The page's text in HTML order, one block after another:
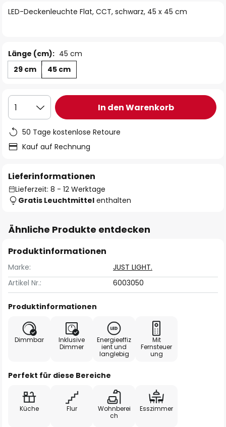
LED-Deckenleuchte Flat, CCT, schwarz, 45 x 45 cm
Länge (cm): 45 cm
29 cm
45 cm
1 In den Warenkorb
50 Tage kostenlose Retoure
Kauf auf Rechnung
Lieferinformationen
Lieferzeit: 8 - 12 Werktage
Gratis Leuchtmittel enthalten
Ähnliche Produkte entdecken
Produktinformationen
Marke:
JUST LIGHT.
Artikel Nr.:
6003050
Produktinformationen
Dimmbar
Inklusive
Dimmer
Energieeffiz
ient und
langlebig
Mit
Fernsteuer
ung
Perfekt für diese Bereiche
Küche Flur
Wohnberei
ch
Esszimmer